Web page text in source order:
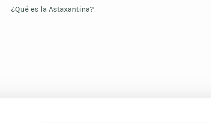
¿Qué es la Astaxantina?